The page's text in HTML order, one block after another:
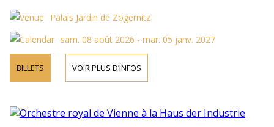
Palais Jardin de Zögernitz
sam. 08 août 2026 - mar. 05 janv. 2027
BILLETS VOIR PLUS D’INFOS